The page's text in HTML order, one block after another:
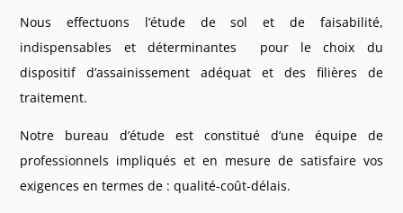
Nous effectuons l’étude de sol et de faisabilité,
indispensables et déterminantes pour le choix du
dispositif d’assainissement adéquat et des filières de
traitement.
Notre bureau d’étude est constitué d’une équipe de
professionnels impliqués et en mesure de satisfaire vos
exigences en termes de : qualité-coût-délais.